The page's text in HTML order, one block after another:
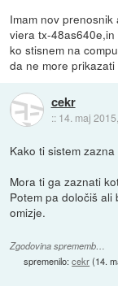
Imam nov
viera tx-
ko stisnem na
da ne more
cekr
:: 14. maj
Kako ti sistem zazna
Mora ti ga zaznati
Potem pa določiš ali
omizje.
Zgodovina sprememb…
spremenilo:cekr(14.